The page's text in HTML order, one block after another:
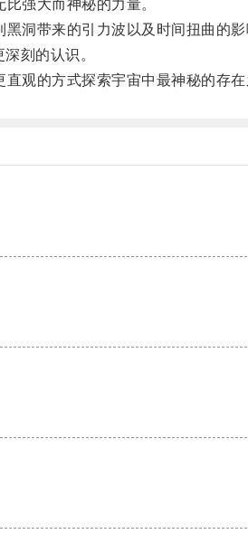
强大而神秘的力量。
洞带来的引力波以及时间扭曲的影
刻的认识。
观的方式探索宇宙中最神秘的存在